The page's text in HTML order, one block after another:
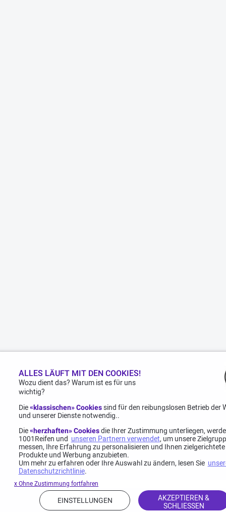
ALLES LÄUFT MIT DEN COOKIES!
Wozu dient das? Warum ist es für uns
wichtig?
Die«klassischen» Cookiessind für den reibungslosen Betrieb der
und unserer Dienste notwendig..
Die«herzhaften» Cookies die Ihrer Zustimmung unterliegen,
1001Reifen und unseren Partnern verwendet, um unsere
messen, Ihre Erfahrung zu personalisieren und Ihnen zielgerichtete
Produkte und Werbung anzubieten.
Um mehr zu erfahren oder Ihre Auswahl zu ändern, lesen Sie
Datenschutzrichtlinie.
AKZEPTIEREN &
SCHLIESSEN
EINSTELLUNGEN
x Ohne Zustimmung fortfahren